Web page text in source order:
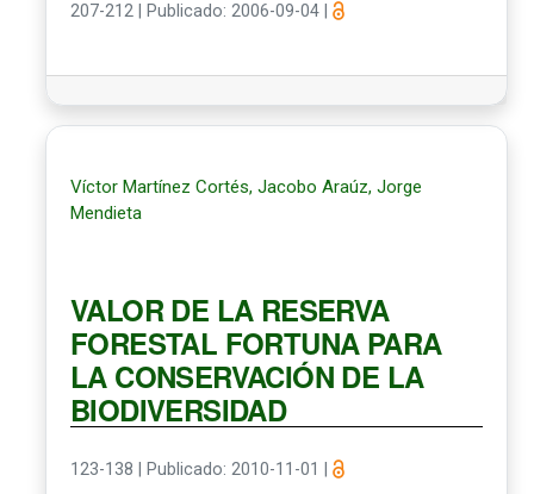
207-212 Publicado: 2006-09-04
Víctor Martínez Cortés, Jacobo Araúz, Jorge
Mendieta
VALOR DE LA RESERVA
FORESTAL FORTUNA PARA
LA CONSERVACIÓN DE LA
BIODIVERSIDAD
123-138 Publicado: 2010-11-01